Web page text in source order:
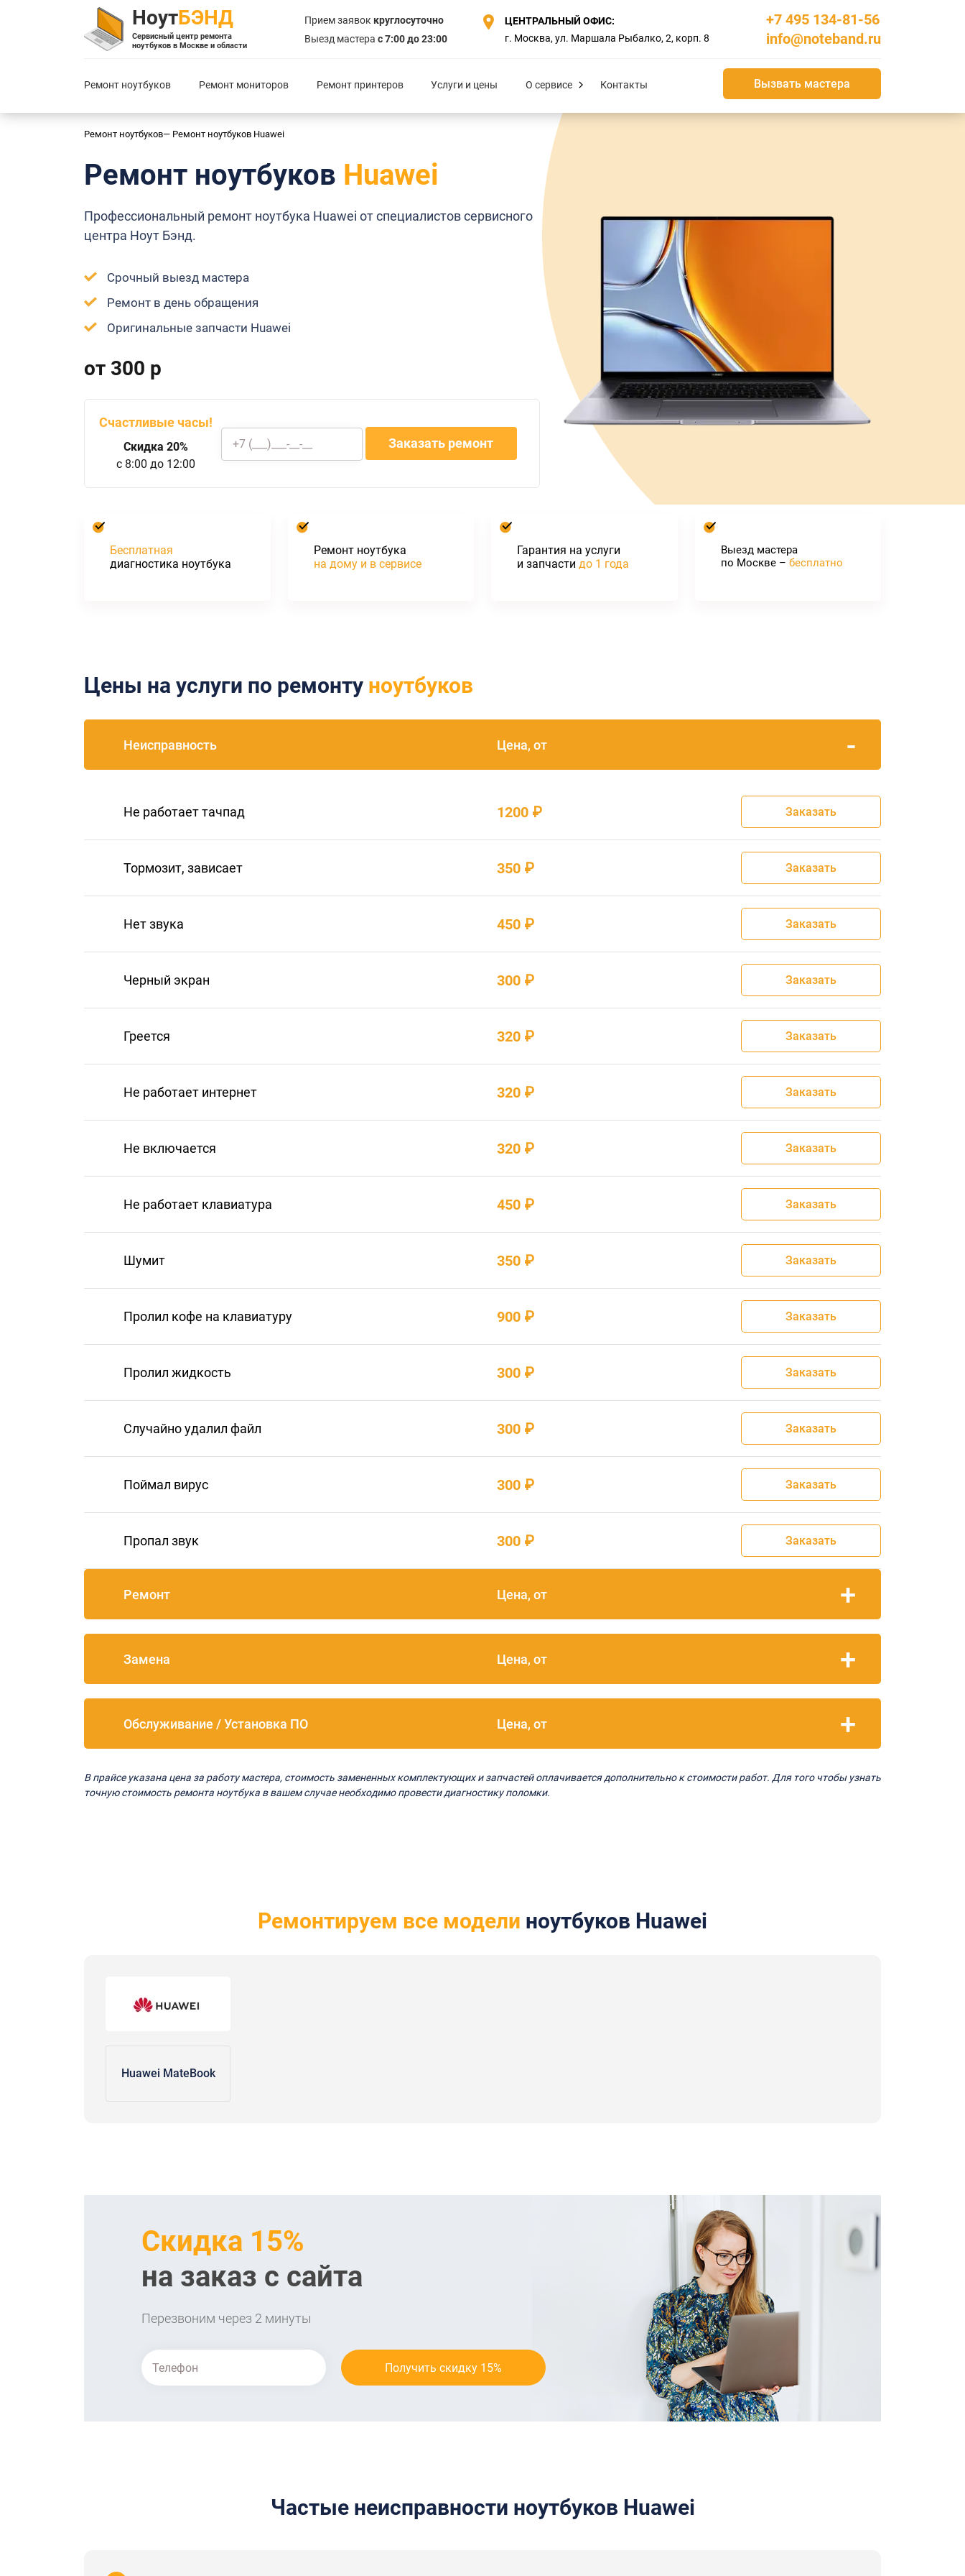
НоутБЭНД
Сервисный центр ремонта
ноутбуков в Москве и области
Прием заявок круглосуточно
Выезд мастера с 7:00 до 23:00
ЦЕНТРАЛЬНЫЙ ОФИС:
г. Москва, ул. Маршала Рыбалко, 2, корп. 8
+7 495 134-81-56
info@noteband.ru
Ремонт ноутбуков Ремонт мониторов Ремонт принтеров Услуги и цены О сервисе Контакты Вызвать мастера
Ремонт ноутбуков— Ремонт ноутбуков Huawei
Ремонт ноутбуков Huawei
Профессиональный ремонт ноутбука Huawei от специалистов сервисного
центра Ноут Бэнд.
Срочный выезд мастера
Ремонт в день обращения
Оригинальные запчасти Huawei
от 300 р
Счастливые часы!
Скидка 20%
c 8:00 до 12:00
Бесплатная
диагностика ноутбука
Ремонт ноутбука
на дому и в сервисе
Гарантия на услуги
и запчасти до 1 года
Выезд мастера
по Москве – бесплатно
Цены на услуги по ремонту ноутбуков
Неисправность Цена, от
Не работает тачпад 1200 ₽ Заказать
Тормозит, зависает 350 ₽ Заказать
Нет звука 450 ₽ Заказать
Черный экран 300 ₽ Заказать
Греется 320 ₽ Заказать
Не работает интернет 320 ₽ Заказать
Не включается 320 ₽ Заказать
Не работает клавиатура 450 ₽ Заказать
Шумит 350 ₽ Заказать
Пролил кофе на клавиатуру 900 ₽ Заказать
Пролил жидкость 300 ₽ Заказать
Случайно удалил файл 300 ₽ Заказать
Поймал вирус 300 ₽ Заказать
Пропал звук 300 ₽ Заказать
Ремонт Цена, от
Замена Цена, от
Обслуживание / Установка ПО Цена, от
В прайсе указана цена за работу мастера, стоимость замененных комплектующих и запчастей оплачивается дополнительно к стоимости работ. Для того чтобы узнать
точную стоимость ремонта ноутбука в вашем случае необходимо провести диагностику поломки.
Ремонтируем все модели ноутбуков Huawei
Huawei MateBook
Скидка 15%
на заказ с сайта
Перезвоним через 2 минуты
Частые неисправности ноутбуков Huawei